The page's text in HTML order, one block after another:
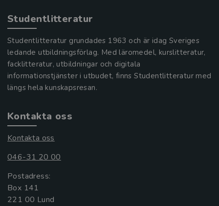
Studentlitteratur
Studentlitteratur grundades 1963 och är idag Sveriges
ledande utbildningsförlag. Med läromedel, kurslitteratur,
facklitteratur, utbildningar och digitala
informationstjänster i utbudet, finns Studentlitteratur med
längs hela kunskapsresan.
Kontakta oss
Kontakta oss
046-31 20 00
Postadress:
Box 141
221 00 Lund